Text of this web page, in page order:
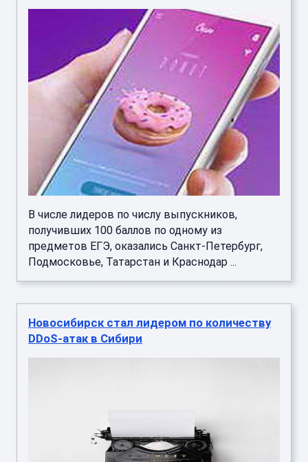
В числе лидеров по числу выпускников,
получивших 100 баллов по одному из
предметов ЕГЭ, оказались Санкт-Петербург,
Подмосковье, Татарстан и Краснодар ...
Новосибирск стал лидером по количеству
DDoS-атак в Сибири